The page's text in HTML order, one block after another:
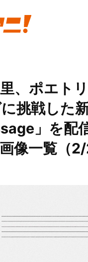
、ポエト
挑戦した
」を配
像一覧（2/